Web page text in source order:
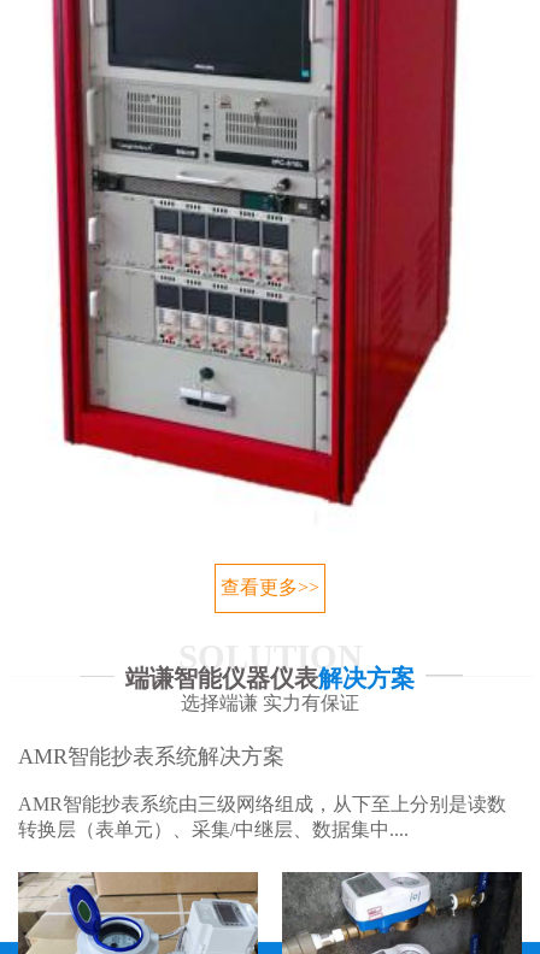
查看更多>>
SOLUTION
端谦智能仪器仪表解决方案
选择端谦 实力有保证
AMR智能抄表系统解决方案
AMR智能抄表系统由三级网络组成，从下至上分别是读数
转换层（表单元）、采集/中继层、数据集中....